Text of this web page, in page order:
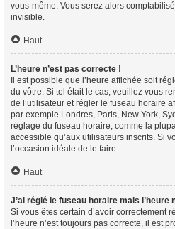
vous-même. Vous serez alors
invisible.
Haut
L’heure n’est pas correcte !
Il est possible que l’heure affichée soit
du vôtre. Si tel était le cas, veuillez vous
de l’utilisateur et régler le fuseau horaire
par exemple Londres, Paris, New York,
réglage du fuseau horaire, comme la
accessible qu’aux utilisateurs inscrits. Si
l’occasion idéale de le faire.
Haut
J’ai réglé le fuseau horaire mais l’heure
Si vous êtes certain d’avoir correctement
l’heure n’est toujours pas correcte, il est